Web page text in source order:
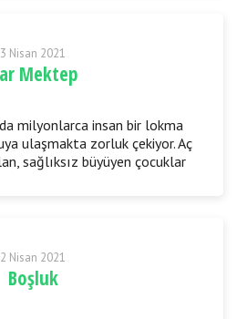
3 Nisan 2021
Mektep
milyonlarca insan bir lokma
ulaşmakta zorluk çekiyor. Aç
sağlıksız büyüyen çocuklar
2 Nisan 2021
Boşluk